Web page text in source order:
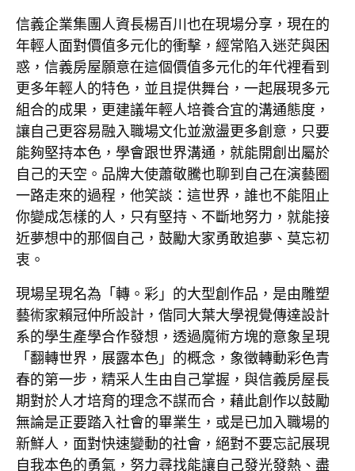
信義企業集團人資長楊百川也在現場分享，現在的
年輕人面對價值多元化的衝擊，經常陷入迷茫與困
惑，信義房屋願意在這個價值多元化的年代裡看到
更多年輕人的特色，並且提供舞台，一起展現多元
組合的成果，更建議年輕人培養合宜的溝通態度，
讓自己更容易融入職場文化並激盪更多創意，只要
能夠堅持本色，學會跟世界溝通，就能開創出屬於
自己的天空。品牌大使蕭敬騰也聊到自己在演藝圈
一路走來的過程，他笑談：這世界，誰也不能阻止
你變成怎樣的人，只有堅持、不斷地努力，就能接
近夢想中的那個自己，鼓勵大家勇敢追夢、莫忘初
衷。
現場呈現名為「轉。彩」的大型創作品，是由雕塑
藝術家賴冠仲所設計，偕同大葉大學視覺傳達設計
系的學生產學合作發想，透過魔術方塊的意象呈現
「翻轉世界，展露本色」的概念，象徵轉動彩色青
春的第一步，精采人生由自己掌握，與信義房屋長
期對於人才培育的理念不謀而合，藉此創作以鼓勵
無論是正要踏入社會的畢業生，或是已加入職場的
新鮮人，面對快速變動的社會，絕對不要忘記展現
自我本色的勇氣，努力尋找能讓自己發光發熱、盡